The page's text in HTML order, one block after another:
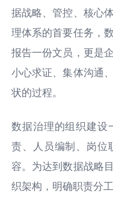
据战略、管控、核⼼
理体系的⾸要任务，
报告⼀份⽂员，更是
⼩⼼求证、集体沟通
状的过程。
数据治理的组织建设
责、⼈员编制、岗位
容。为达到数据战略
织架构，明确职责分⼯